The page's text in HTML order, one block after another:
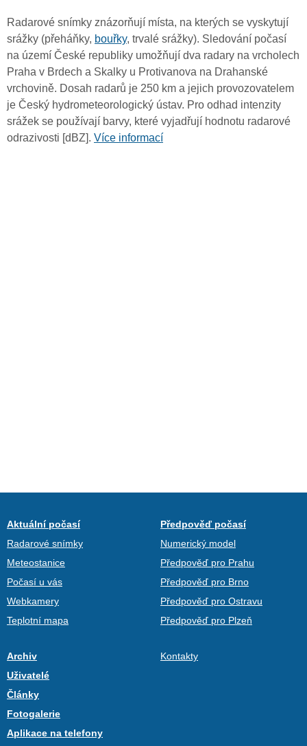
Radarové snímky znázorňují místa, na kterých se vyskytují
srážky (přeháňky, bouřky, trvalé srážky). Sledování počasí
na území České republiky umožňují dva radary na vrcholech
Praha v Brdech a Skalky u Protivanova na Drahanské
vrchovině. Dosah radarů je 250 km a jejich provozovatelem
je Český hydrometeorologický ústav. Pro odhad intenzity
srážek se používají barvy, které vyjadřují hodnotu radarové
odrazivosti [dBZ]. Více informací
Aktuální počasí
Radarové snímky
Meteostanice
Počasí u vás
Webkamery
Teplotní mapa
Předpověď počasí
Numerický model
Předpověď pro Prahu
Předpověď pro Brno
Předpověď pro Ostravu
Předpověď pro Plzeň
Archiv
Uživatelé
Články
Fotogalerie
Aplikace na telefony
Kontakty